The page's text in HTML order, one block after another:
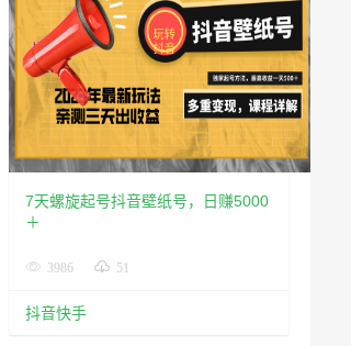
7天螺旋起号抖音壁纸号，日赚5000
＋
3986 51
抖音快手